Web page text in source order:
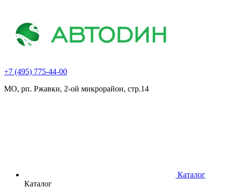
+7 (495) 775-44-00
МО, рп. Ржавки, 2-ой микрорайон, стр.14
Каталог
Каталог